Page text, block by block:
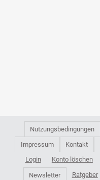
Nutzungsbedingungen
Impressum
Kontakt
Login
Konto löschen
Newsletter Ratgeber